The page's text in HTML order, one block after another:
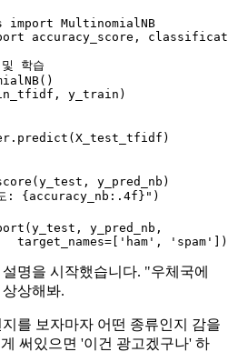
import
accuracy_score,
학습
y_train)
: {accuracy_nb: .4f} "
y_pred_nb,
target_names=[
'ham' , 'spam'
명을 시작했습니다. "우체국에
상해봐.
를 보자마자 어떤 종류인지 감을
써있으면 '이건 광고겠구나' 하